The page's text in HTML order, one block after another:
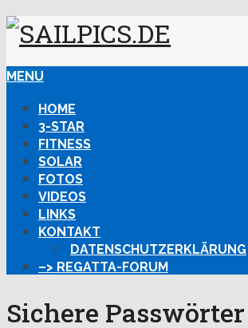
MENU
HOME
3-STAR
FITNESS
SOLAR
FOTOS
VIDEOS
LINKS
KONTAKT
DATENSCHUTZERKLÄRUNG
–> REGATTA-FORUM
Sichere